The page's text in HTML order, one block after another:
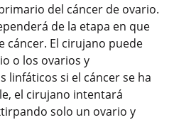
del cáncer de ovario.
de la etapa en que
cáncer. El cirujano puede
o los ovarios y
linfáticos si el cáncer se ha
el cirujano intentará
solo un ovario y